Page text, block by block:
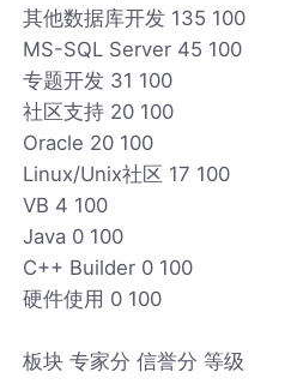
其他数据库开发 135 100
MS-SQL Server 45 100
专题开发 31 100
社区支持 20 100
Oracle 20 100
Linux/Unix社区 17 100
VB 4 100
Java 0 100
C++ Builder 0 100
硬件使用 0 100
板块 专家分 信誉分 等级